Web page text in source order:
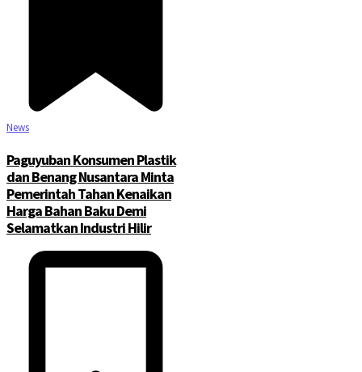
News
Paguyuban Konsumen Plastik
dan Benang Nusantara Minta
Pemerintah Tahan Kenaikan
Harga Bahan Baku Demi
Selamatkan Industri Hilir